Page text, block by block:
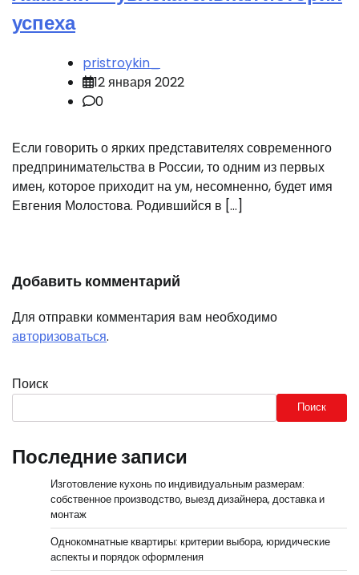
успеха
pristroykin_
12 января 2022
0
Если говорить о ярких представителях современного
предпринимательства в России, то одним из первых
имен, которое приходит на ум, несомненно, будет имя
Евгения Молостова. Родившийся в […]
Добавить комментарий
Для отправки комментария вам необходимо
авторизоваться.
Поиск
Поиск
Последние записи
Изготовление кухонь по индивидуальным размерам:
собственное производство, выезд дизайнера, доставка и
монтаж
Однокомнатные квартиры: критерии выбора, юридические
аспекты и порядок оформления